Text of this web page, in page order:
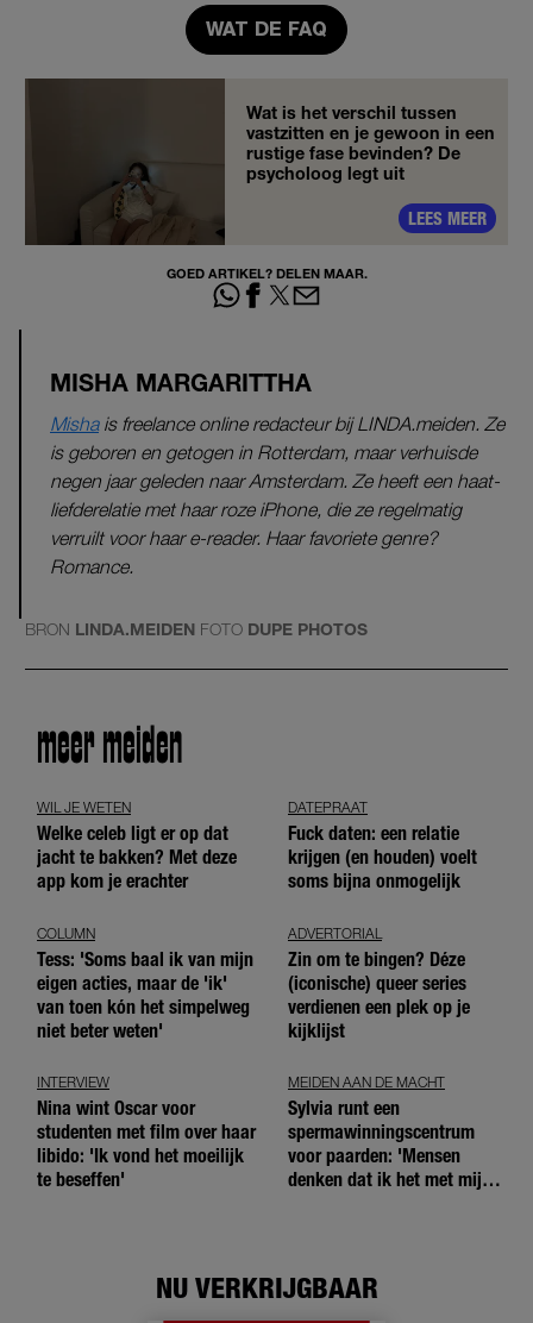
WAT DE FAQ
Wat is het verschil tussen
vastzitten en je gewoon in een
rustige fase bevinden? De
psycholoog legt uit
LEES MEER
GOED ARTIKEL? DELEN MAAR.
MISHA MARGARITTHA
Mishais freelance online redacteur bij LINDA.meiden. Ze
is geboren en getogen in Rotterdam, maar verhuisde
negen jaar geleden naar Amsterdam. Ze heeft een haat-
liefderelatie met haar roze iPhone, die ze regelmatig
verruilt voor haar e-reader. Haar favoriete genre?
Romance.
BRON LINDA.MEIDEN FOTO DUPE PHOTOS
meer meiden
WIL JE WETEN
Welke celeb ligt er op dat
jacht te bakken? Met deze
app kom je erachter
DATEPRAAT
Fuck daten: een relatie
krijgen (en houden) voelt
soms bijna onmogelijk
COLUMN
Tess: 'Soms baal ik van mijn
eigen acties, maar de 'ik'
van toen kón het simpelweg
niet beter weten'
ADVERTORIAL
Zin om te bingen? Déze
(iconische) queer series
verdienen een plek op je
kijklijst
INTERVIEW
Nina wint Oscar voor
studenten met film over haar
libido: 'Ik vond het moeilijk
te beseffen'
MEIDEN AAN DE MACHT
Sylvia runt een
spermawinningscentrum
voor paarden: 'Mensen
denken dat ik het met mijn
NU VERKRIJGBAAR